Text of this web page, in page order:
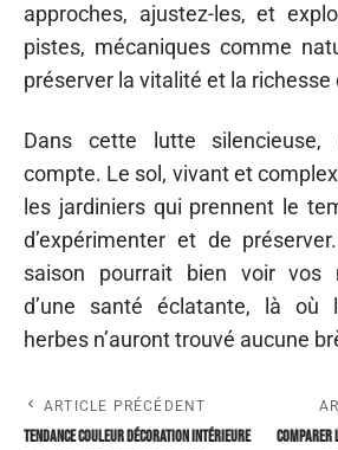
approches, ajustez-les, et
pistes, mécaniques comme
préserver la vitalité et la richesse
Dans cette lutte silencieuse,
compte. Le sol, vivant et
les jardiniers qui prennent le
d’expérimenter et de
saison pourrait bien voir vos
d’une santé éclatante, là où
herbes n’auront trouvé aucune
ARTICLE PRÉCÉDENT
Tendance couleur décoration intérieure
Comparer